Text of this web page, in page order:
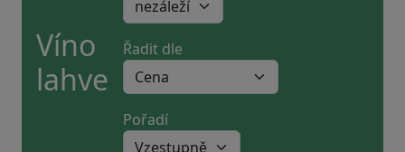
Víno
lahve
Řadit dle
Pořadí